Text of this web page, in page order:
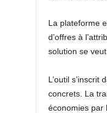
La plateforme
d’offres à
solution se
L’outil s’inscrit
concrets. La
économies par